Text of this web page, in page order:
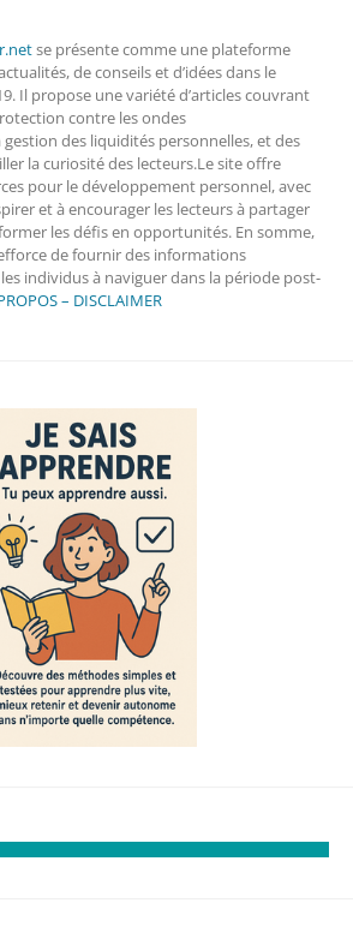
se présente comme une plateforme
de conseils et d’idées dans le
Il propose une variété d’articles couvrant
contre les ondes
des liquidités personnelles, et des
la curiosité des lecteurs.Le site offre
pour le développement personnel, avec
et à encourager les lecteurs à partager
les défis en opportunités. En somme,
de fournir des informations
individus à naviguer dans la période post-
– DISCLAIMER